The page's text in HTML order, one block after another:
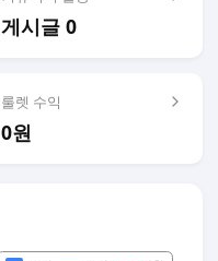
게시글 0
룰렛 수익
0원